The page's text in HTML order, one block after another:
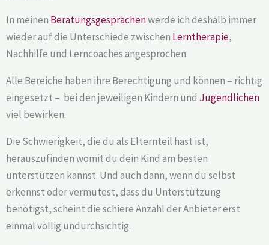
In meinen Beratungsgesprächenwerde ich deshalb immer
wieder auf die Unterschiede zwischen Lerntherapie,
Nachhilfe und Lerncoaches angesprochen.
Alle Bereiche haben ihre Berechtigung und können – richtig
eingesetzt – bei den jeweiligen Kindern und Jugendlichen
viel bewirken.
Die Schwierigkeit, die du als Elternteil hast ist,
herauszufinden womit du dein Kind am besten
unterstützen kannst. Und auch dann, wenn du selbst
erkennst oder vermutest, dass du Unterstützung
benötigst, scheint die schiere Anzahl der Anbieter erst
einmal völlig undurchsichtig.